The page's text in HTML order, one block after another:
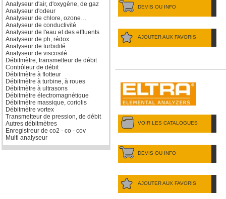
Analyseur d'air, d'oxygène, de gaz
Analyseur d'odeur
Analyseur de chlore, ozone…
Analyseur de conductivité
Analyseur de l'eau et des effluents
Analyseur de ph, rédox
Analyseur de turbidité
Analyseur de viscosité
Débitmètre, transmetteur de débit
Contrôleur de débit
Débitmètre à flotteur
Débitmètre à turbine, à roues
Débitmètre à ultrasons
Débitmètre électromagnétique
Débitmètre massique, coriolis
Débitmètre vortex
Transmetteur de pression, de débit
Autres débitmètres
Enregistreur de co2 - co - cov
Multi analyseur
DEVIS OU INFO
AJOUTER AUX FAVORIS
VOIR LES CATALOGUES
DEVIS OU INFO
AJOUTER AUX FAVORIS